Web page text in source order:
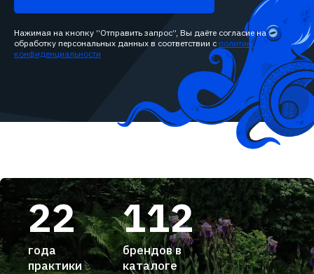
Нажимая на кнопку “Отправить запрос”, Вы даёте согласие на
обработку персональных данных в соответствии с политикой
конфиденциальности
22
года
практики
112
брендов в
каталоге